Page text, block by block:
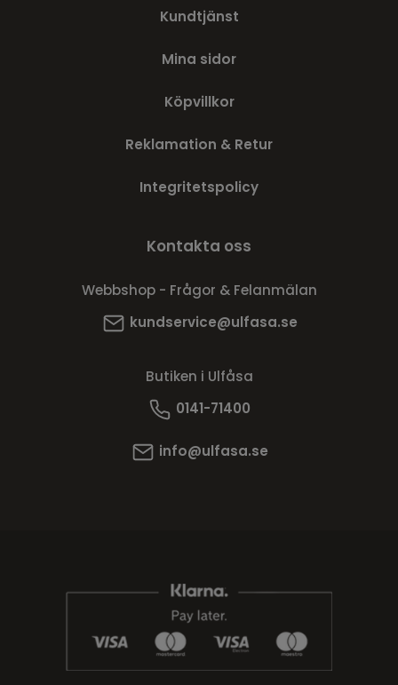
Kundtjänst
Mina sidor
Köpvillkor
Reklamation & Retur
Integritetspolicy
Kontakta oss
Webbshop - Frågor & Felanmälan
kundservice@ulfasa.se
Butiken i Ulfåsa
0141-71400
info@ulfasa.se